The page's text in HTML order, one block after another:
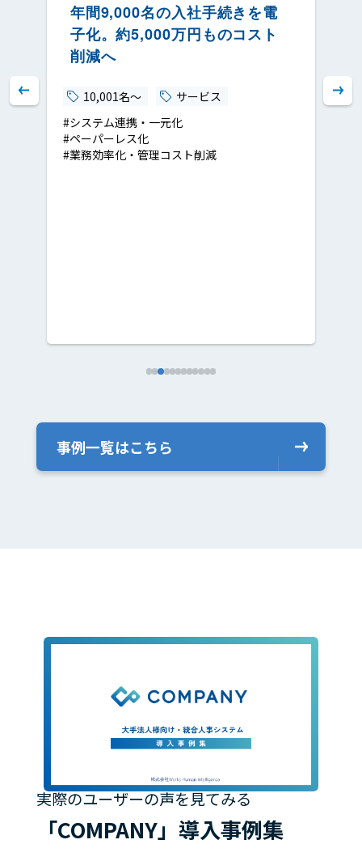
年間約12,000人の入社申請をデ
ジタル化。現場の事務負担を大
幅に削減
10,001名～
陸運
#ペーパーレス化
#業務効率化・管理コスト削減
事例一覧はこちら
実際のユーザーの声を見てみる
「COMPANY」導入事例集